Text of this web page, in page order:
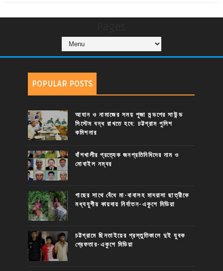
POPULAR POSTS
আযান ও নামাজের সময় পূজা মন্ডপের সাউন্ড
সিস্টেম বন্ধ রাখতে হবে: চট্টগ্রাম পুলিশ
কমিশনার
বাঁশখালীর প্রত্যেক জনপ্রতিনিধিদের নাম ও
মোবাইল নম্বর
গাছের সাথে বেঁধে মা-বাবাসহ মাদরাসা ছাত্রীকে
মধ্যযুগীয় কায়দায় নির্যাতন-একুশে মিডিয়া
চট্টগ্রামে ছিনতাইয়ের প্রস্তুতিকালে দুই যুবক
গ্রেফতার-একুশে মিডিয়া